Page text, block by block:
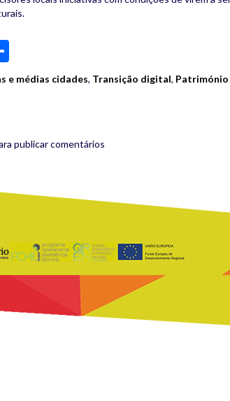
e médias cidades, Transição digital,
publicar comentários